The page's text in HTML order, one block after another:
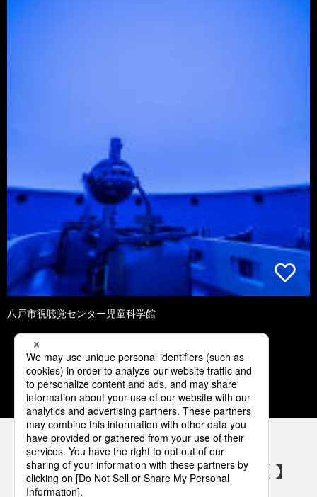
八戸市視聴覚センター児童科学館
1 2 3 4 5
パナソニックの電気設備 SNSアカウント